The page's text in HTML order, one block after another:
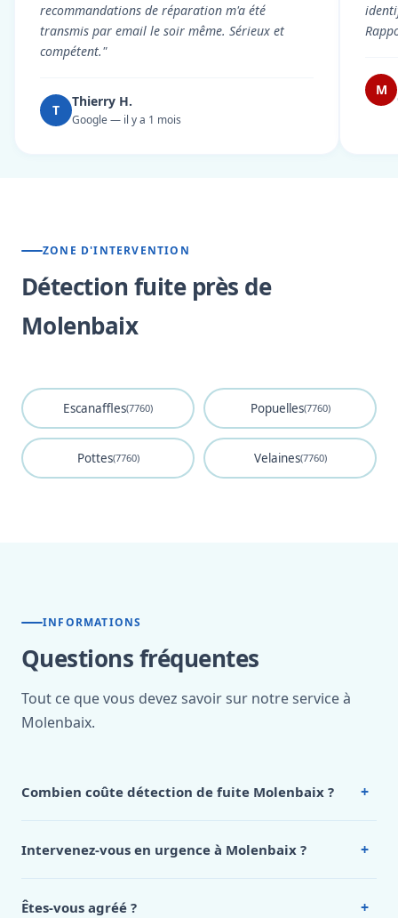
recommandations de réparation m'a été
transmis par email le soir même. Sérieux et
compétent."
T
Thierry H.
Google — il y a 1 mois
M
ZONE D'INTERVENTION
Détection fuite près de
Molenbaix
Escanaffles(7760) Popuelles(7760)
Pottes(7760) Velaines(7760)
INFORMATIONS
Questions fréquentes
Tout ce que vous devez savoir sur notre service à
Molenbaix.
Combien coûte détection de fuite Molenbaix ? +
Molenbaix, appelez le 0472 53 24 26.
Intervenez-vous en urgence à Molenbaix ? +
Êtes-vous agréé ? +